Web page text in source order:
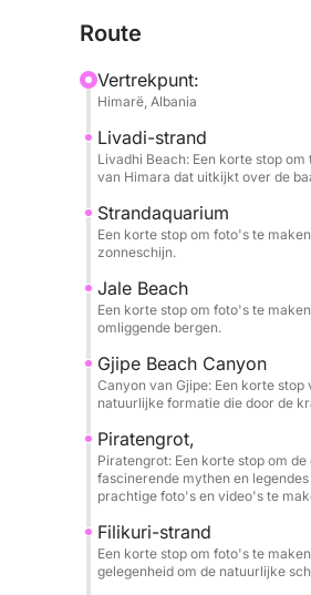
water, met
Een van de meest
van St. Theodore en de
ervaart de omvang,
Neem uw
Route
Vertrekpunt:
Himarë, Albania
Livadi-strand
Livadhi Beach: Een korte stop
van Himara dat uitkijkt over de
Strandaquarium
Een korte stop om foto's te
zonneschijn.
Jale Beach
Een korte stop om foto's te
omliggende bergen.
Gjipe Beach Canyon
Canyon van Gjipe: Een korte
natuurlijke formatie die door de
Piratengrot,
Piratengrot: Een korte stop om
fascinerende mythen en
prachtige foto's en video's te
Filikuri-strand
Een korte stop om foto's te
gelegenheid om de natuurlijke